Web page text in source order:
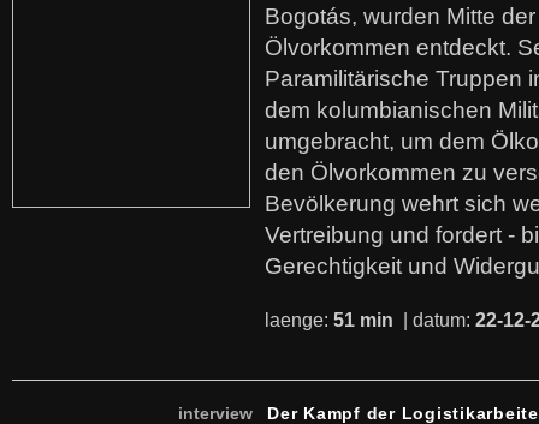
Bogotás, wurden Mitte
Ölvorkommen entdeckt.
Paramilitärische Truppen
dem kolumbianischen
umgebracht, um dem
den Ölvorkommen zu
Bevölkerung wehrt sich
Vertreibung und fordert -
Gerechtigkeit und
laenge: 51 min | datum: 22-12-
interview Der Kampf der